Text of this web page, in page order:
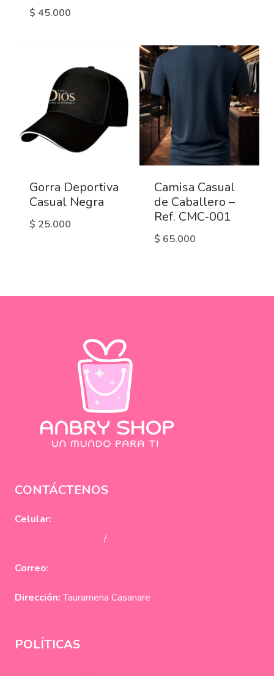
$ 45.000
Gorra Deportiva
Casual Negra
$ 25.000
Camisa Casual
de Caballero –
Ref. CMC-001
$ 65.000
CONTÁCTENOS
Celular:
/
Correo:
Dirección:Tauramena Casanare
POLÍTICAS